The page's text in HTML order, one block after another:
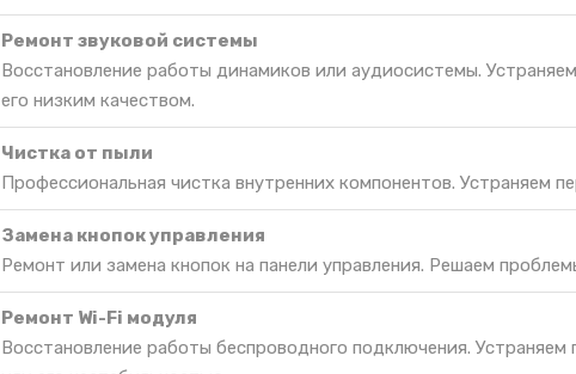
Ремонт звуковой системы
Восстановление работы динамиков или аудиосистемы.
его низким качеством.
Чистка от пыли
Профессиональная чистка внутренних компонентов. Устраняем
Замена кнопок управления
Ремонт или замена кнопок на панели управления. Решаем
Ремонт Wi-Fi модуля
Восстановление работы беспроводного подключения.